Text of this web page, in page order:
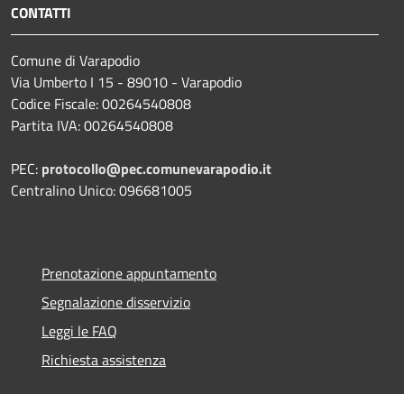
CONTATTI
Comune di Varapodio
Via Umberto I 15 - 89010 - Varapodio
Codice Fiscale: 00264540808
Partita IVA: 00264540808
PEC: protocollo@pec.comunevarapodio.it
Centralino Unico: 096681005
Prenotazione appuntamento
Segnalazione disservizio
Leggi le FAQ
Richiesta assistenza